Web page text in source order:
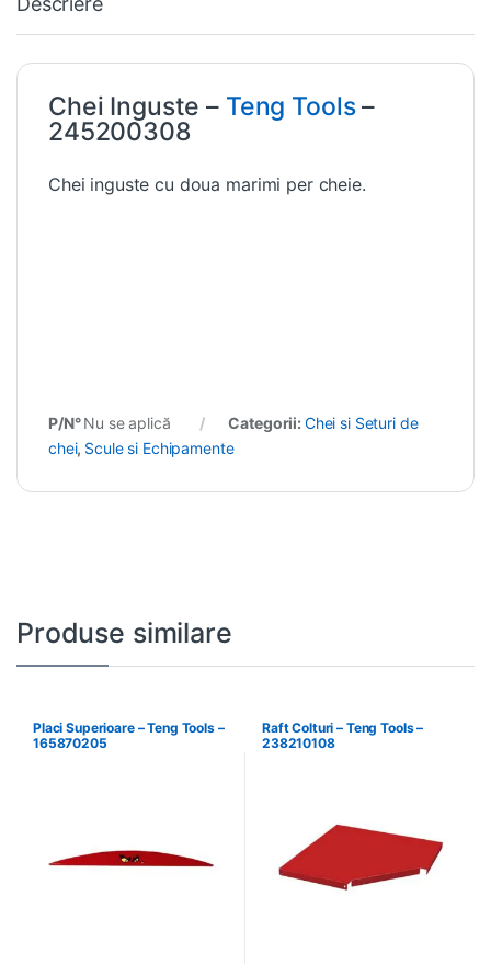
Chei Inguste – Teng Tools–
245200308
Chei inguste cu doua marimi per cheie.
P/N°Nu se aplică Categorii: Chei si Seturi de
chei, Scule si Echipamente
Produse similare
Placi Superioare – Teng Tools –
165870205
Raft Colturi – Teng Tools –
238210108